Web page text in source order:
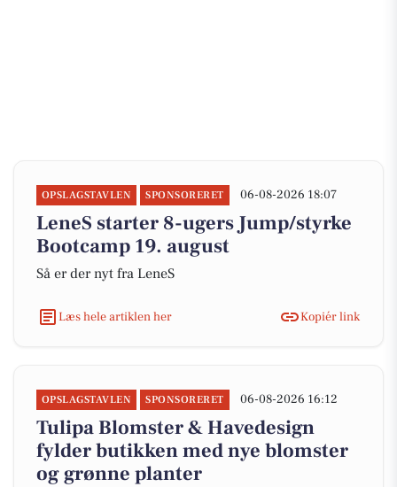
OPSLAGSTAVLEN SPONSORERET 06-08-2026 18:07
LeneS starter 8-ugers Jump/styrke
Bootcamp 19. august
Så er der nyt fra LeneS
Læs hele artiklen her Kopiér link
OPSLAGSTAVLEN SPONSORERET 06-08-2026 16:12
Tulipa Blomster & Havedesign
fylder butikken med nye blomster
og grønne planter